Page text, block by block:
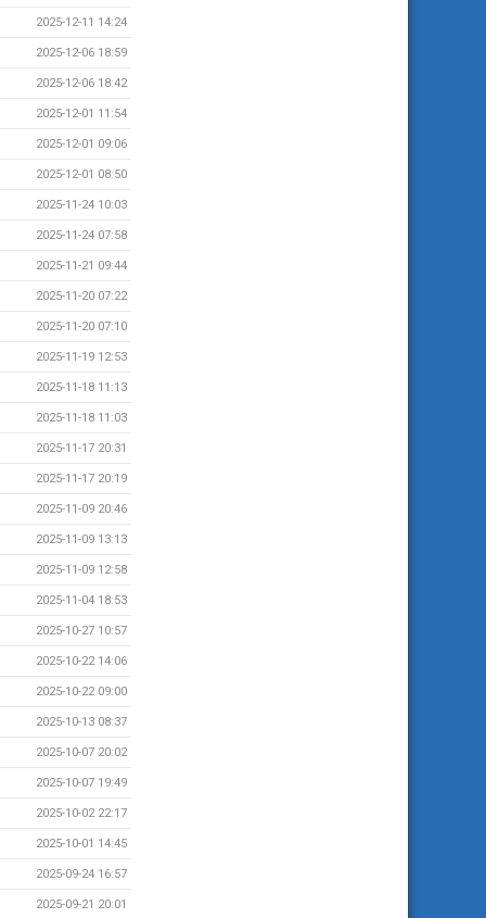
2025-12-11 14:24
2025-12-06 18:59
2025-12-06 18:42
2025-12-01 11:54
2025-12-01 09:06
2025-12-01 08:50
2025-11-24 10:03
2025-11-24 07:58
2025-11-21 09:44
2025-11-20 07:22
2025-11-20 07:10
2025-11-19 12:53
2025-11-18 11:13
2025-11-18 11:03
2025-11-17 20:31
2025-11-17 20:19
2025-11-09 20:46
2025-11-09 13:13
2025-11-09 12:58
2025-11-04 18:53
2025-10-27 10:57
2025-10-22 14:06
2025-10-22 09:00
2025-10-13 08:37
2025-10-07 20:02
2025-10-07 19:49
2025-10-02 22:17
2025-10-01 14:45
2025-09-24 16:57
2025-09-21 20:01